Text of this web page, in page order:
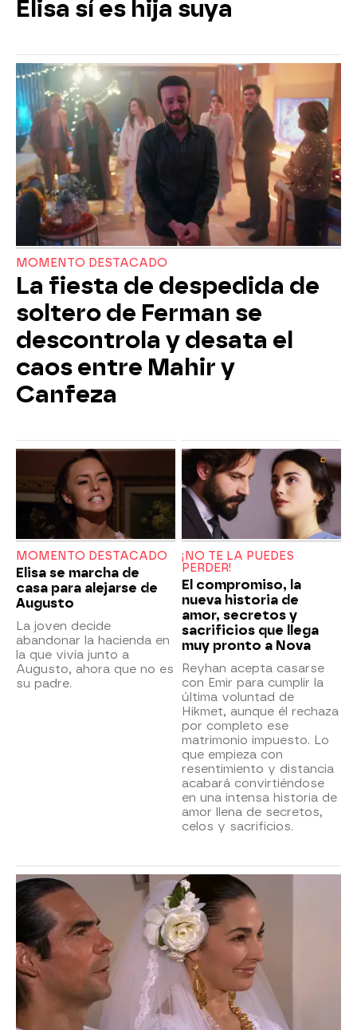
Elisa sí es hija suya
MOMENTO DESTACADO
La fiesta de despedida de
soltero de Ferman se
descontrola y desata el
caos entre Mahir y
Canfeza
MOMENTO DESTACADO
Elisa se marcha de
casa para alejarse de
Augusto
La joven decide
abandonar la hacienda en
la que vivía junto a
Augusto, ahora que no es
su padre.
¡NO TE LA PUEDES
PERDER!
El compromiso, la
nueva historia de
amor, secretos y
sacrificios que llega
muy pronto a Nova
Reyhan acepta casarse
con Emir para cumplir la
última voluntad de
Hikmet, aunque él rechaza
por completo ese
matrimonio impuesto. Lo
que empieza con
resentimiento y distancia
acabará convirtiéndose
en una intensa historia de
amor llena de secretos,
celos y sacrificios.